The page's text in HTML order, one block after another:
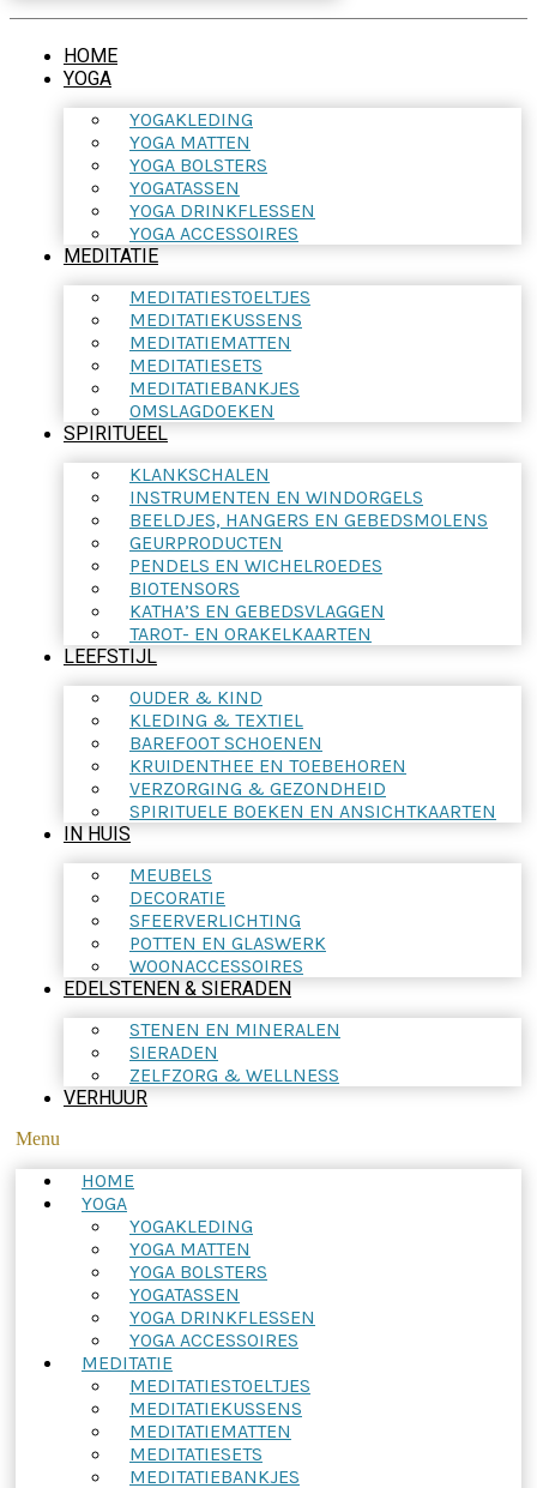
HOME
YOGA
YOGAKLEDING
YOGA MATTEN
YOGA BOLSTERS
YOGATASSEN
YOGA DRINKFLESSEN
YOGA ACCESSOIRES
MEDITATIE
MEDITATIESTOELTJES
MEDITATIEKUSSENS
MEDITATIEMATTEN
MEDITATIESETS
MEDITATIEBANKJES
OMSLAGDOEKEN
SPIRITUEEL
KLANKSCHALEN
INSTRUMENTEN EN WINDORGELS
BEELDJES, HANGERS EN GEBEDSMOLENS
GEURPRODUCTEN
PENDELS EN WICHELROEDES
BIOTENSORS
KATHA’S EN GEBEDSVLAGGEN
TAROT- EN ORAKELKAARTEN
LEEFSTIJL
OUDER & KIND
KLEDING & TEXTIEL
BAREFOOT SCHOENEN
KRUIDENTHEE EN TOEBEHOREN
VERZORGING & GEZONDHEID
SPIRITUELE BOEKEN EN ANSICHTKAARTEN
IN HUIS
MEUBELS
DECORATIE
SFEERVERLICHTING
POTTEN EN GLASWERK
WOONACCESSOIRES
EDELSTENEN & SIERADEN
STENEN EN MINERALEN
SIERADEN
ZELFZORG & WELLNESS
VERHUUR
Menu
HOME
YOGA
YOGAKLEDING
YOGA MATTEN
YOGA BOLSTERS
YOGATASSEN
YOGA DRINKFLESSEN
YOGA ACCESSOIRES
MEDITATIE
MEDITATIESTOELTJES
MEDITATIEKUSSENS
MEDITATIEMATTEN
MEDITATIESETS
MEDITATIEBANKJES